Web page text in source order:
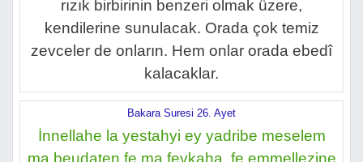
rızık birbirinin benzeri olmak üzere,
kendilerine sunulacak. Orada çok temiz
zevceler de onların. Hem onlar orada ebedî
kalacaklar.
Bakara Suresi 26. Ayet
İnnellahe la yestahyi ey yadribe meselem
ma beudaten fe ma fevkaha, fe emmellezine